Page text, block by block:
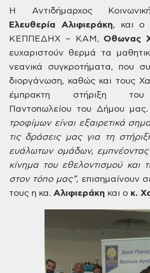
Η
Αντιδήμαρχος
Ελευθερία Αλιφιεράκη, και ο
ΚΕΠΠΕΔΗΧ – ΚΑΜ, Οθωνας
ευχαριστούν θερμά τα
νεανικά συγκροτήματα, που
διοργάνωση, καθώςκαι τους
έμπρακτη στήριξη του
Παντοπωλείου του Δήμου μας.
τροφίμων είναι εξαιρετικά
τις δράσεις μας γιατη
ευάλωτων ομάδων,
κίνημα τουεθελοντισμού και
στοντόπο μας”, επισημαίνουν
τους η κα. Αλιφιεράκη και ο κ.